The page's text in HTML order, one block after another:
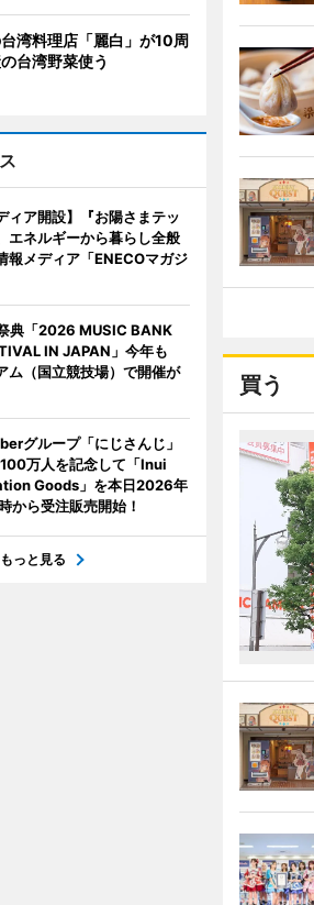
買う
湾料理店「麗白」が10周
台湾野菜使う
ィア開設】『お陽さまテッ
エネルギーから暮らし全般
報メディア「ENECOマガジ
典「2026 MUSIC BANK
IN JAPAN」今年も
ム（国立競技場）で開催が
グループ「にじさんじ」
万人を記念して「Inui
Goods」を本日2026年
から受注販売開始！
もっと見る